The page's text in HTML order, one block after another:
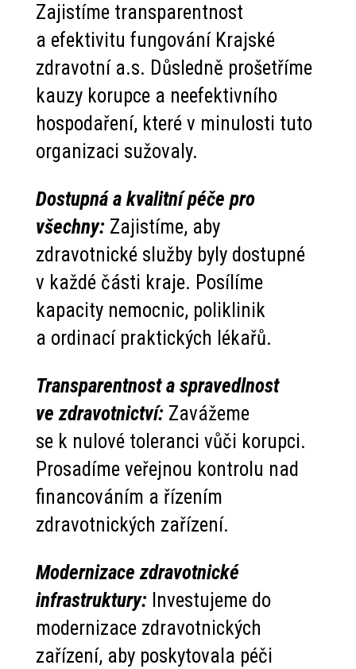
Zajistíme transparentnost
a efektivitu fungování Krajské
zdravotní a.s. Důsledně prošetříme
kauzy korupce a neefektivního
hospodaření, které v minulosti tuto
organizaci sužovaly.
Dostupná a kvalitní péče pro
všechny: Zajistíme, aby
zdravotnické služby byly dostupné
v každé části kraje. Posílíme
kapacity nemocnic, poliklinik
a ordinací praktických lékařů.
Transparentnost a spravedlnost
ve zdravotnictví: Zavážeme
se k nulové toleranci vůči korupci.
Prosadíme veřejnou kontrolu nad
financováním a řízením
zdravotnických zařízení.
Modernizace zdravotnické
infrastruktury: Investujeme do
modernizace zdravotnických
zařízení, aby poskytovala péči